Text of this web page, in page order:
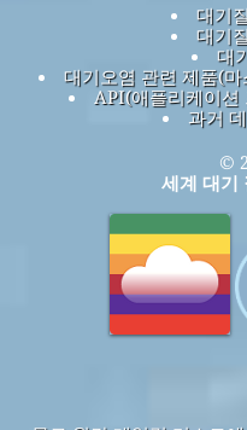
대기
대기
대
대기오염 관련 제품(
API(애플리케이션
과거
©
세계 대기